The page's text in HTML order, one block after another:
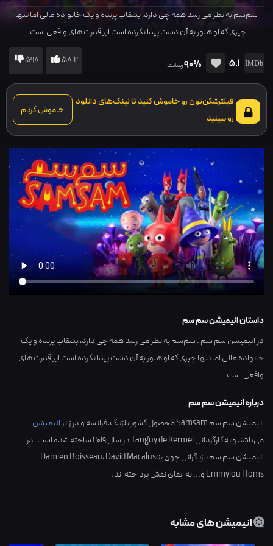
سم‌سم به نظر می رسد همه چی دارد، بشقاب پرنده و یک خانواده عالی اما تنها
چیزی که او هنوز به آن دست پیدا نکرده است ابر قدرت های واقعی است.
5.1
90%رضایت 5812
598
فیلترشکن‌تون رو خاموش کنید تا لینک‌های دانلود
رو ببینید
خاموش کردم
داستان انیمیشن سم سم
در انیمیشن سم سم : سم‌سم به نظر می رسد همه چی دارد، بشقاب پرنده و یک
خانواده عالی اما تنها چیزی که او هنوز به آن دست پیدا نکرده است ابر قدرت های
واقعی است.
درباره انیمیشن سم سم
انیمیشن سم سم Samsam محصول کشور بلژیک,فرانسهو در ژانرانیمیشن
می‌باشد و به کارگردانیTanguy de Kermelدر سال2019ساخته شده است. در
انیمیشن سم سم بازیگرانی چون
Damien Boisseau،David Macaluso،
Emmylou Homsو... به ایفای نقش پرداخته اند.
انیمیشن های مشابه